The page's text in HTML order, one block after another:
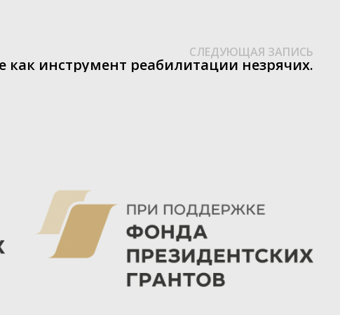
СЛЕДУЮЩАЯ ЗАПИСЬ
как инструмент реабилитации незрячих.